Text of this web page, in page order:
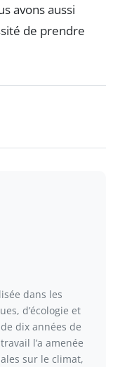
avons aussi
de prendre
dans les
d’écologie et
dix années de
l’a amenée
sur le climat,